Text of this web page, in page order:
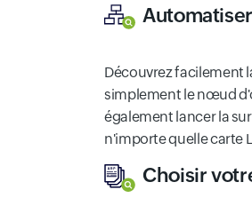
Découvrez facilement
simplement le nœud
également lancer la
n'importe quelle carte
Choisir